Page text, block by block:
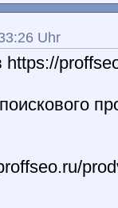
Uhr
https://